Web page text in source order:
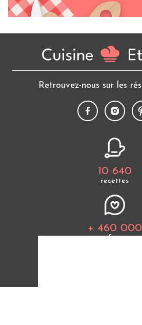
Retrouvez-nous sur les
10 640
recettes
+ 460 000
fans